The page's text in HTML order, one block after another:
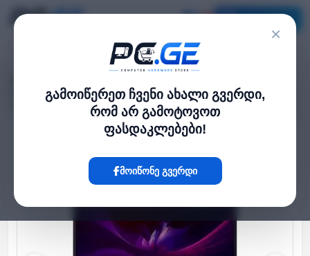
×
გამოიწერეთ ჩვენი ახალი გვერდი,
რომ არ გამოტოვოთ
ფასდაკლებები!
მოიწონე გვერდი
Ideapad Slim 5 14" OLED i7-13620H 16GB 1TB SSD Integrated Graphics
Luna Grey